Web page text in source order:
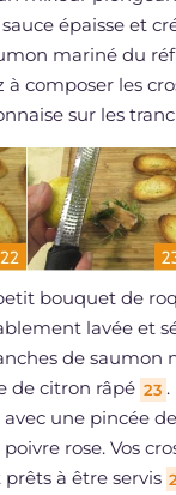
épaisse et
mariné du
composer les
sur les
bouquet de
lavée et
de saumon
de citron râpé 23
avec une pincée
rose. Vos
à être servis